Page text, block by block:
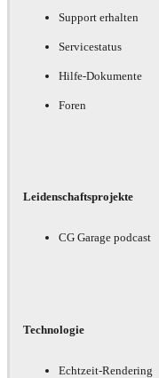
Support erhalten
Servicestatus
Hilfe-Dokumente
Foren
Leidenschaftsprojekte
CG Garage podcast
Technologie
Echtzeit-Rendering